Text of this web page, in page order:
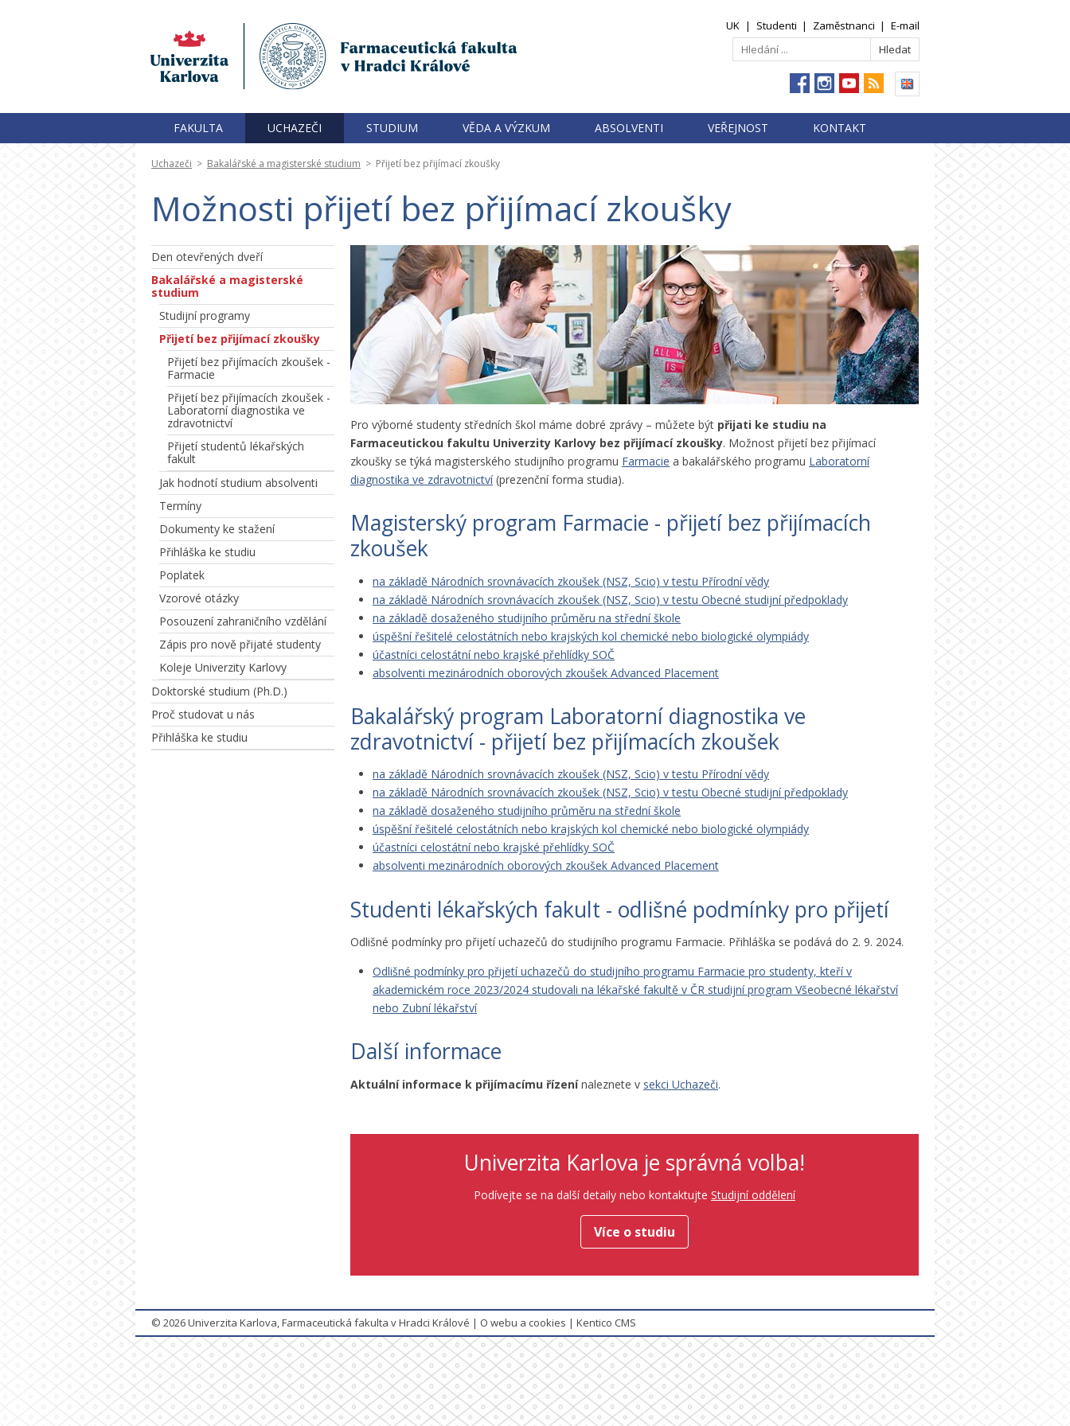
UK | Studenti | Zaměstnanci | E-mail
FAKULTA UCHAZEČI STUDIUM VĚDA A VÝZKUM ABSOLVENTI VEŘEJNOST KONTAKT
Uchazeči > Bakalářské a magisterské studium > Přijetí bez přijímací zkoušky
Možnosti přijetí bez přijímací zkoušky
Den otevřených dveří
Bakalářské a magisterské
studium
Studijní programy
Přijetí bez přijímací zkoušky
Přijetí bez přijímacích zkoušek -
Farmacie
Přijetí bez přijímacích zkoušek -
Laboratorní diagnostika ve
zdravotnictví
Přijetí studentů lékařských
fakult
Jak hodnotí studium absolventi
Termíny
Dokumenty ke stažení
Přihláška ke studiu
Poplatek
Vzorové otázky
Posouzení zahraničního vzdělání
Zápis pro nově přijaté studenty
Koleje Univerzity Karlovy
Doktorské studium (Ph.D.)
Proč studovat u nás
Přihláška ke studiu
Pro výborné studenty středních škol máme dobré zprávy – můžete být přijati ke studiu na
Farmaceutickou fakultu Univerzity Karlovy bez přijímací zkoušky. Možnost přijetí bez přijímací
zkoušky se týká magisterského studijního programu Farmacie a bakalářského programu Laboratorní
diagnostika ve zdravotnictví(prezenční forma studia).
Magisterský program Farmacie - přijetí bez přijímacích
zkoušek
na základě Národních srovnávacích zkoušek (NSZ, Scio) v testu Přírodní vědy
na základě Národních srovnávacích zkoušek (NSZ, Scio) v testu Obecné studijní předpoklady
na základě dosaženého studijního průměru na střední škole
úspěšní řešitelé celostátních nebo krajských kol chemické nebo biologické olympiády
účastníci celostátní nebo krajské přehlídky SOČ
absolventi mezinárodních oborových zkoušek Advanced Placement
Bakalářský program Laboratorní diagnostika ve
zdravotnictví - přijetí bez přijímacích zkoušek
na základě Národních srovnávacích zkoušek (NSZ, Scio) v testu Přírodní vědy
na základě Národních srovnávacích zkoušek (NSZ, Scio) v testu Obecné studijní předpoklady
na základě dosaženého studijního průměru na střední škole
úspěšní řešitelé celostátních nebo krajských kol chemické nebo biologické olympiády
účastníci celostátní nebo krajské přehlídky SOČ
absolventi mezinárodních oborových zkoušek Advanced Placement
Studenti lékařských fakult - odlišné podmínky pro přijetí
Odlišné podmínky pro přijetí uchazečů do studijního programu Farmacie. Přihláška se podává do 2. 9. 2024.
Odlišné podmínky pro přijetí uchazečů do studijního programu Farmacie pro studenty, kteří v
akademickém roce 2023/2024 studovali na lékařské fakultě v ČR studijní program Všeobecné lékařství
nebo Zubní lékařství
Další informace
Aktuální informace k přijímacímu řízenínaleznete v sekci Uchazeči.
Univerzita Karlova je správná volba!
Podívejte se na další detaily nebo kontaktujte Studijní oddělení
Více o studiu
© 2026Univerzita Karlova, Farmaceutická fakulta v Hradci Králové | O webu a cookies | Kentico CMS